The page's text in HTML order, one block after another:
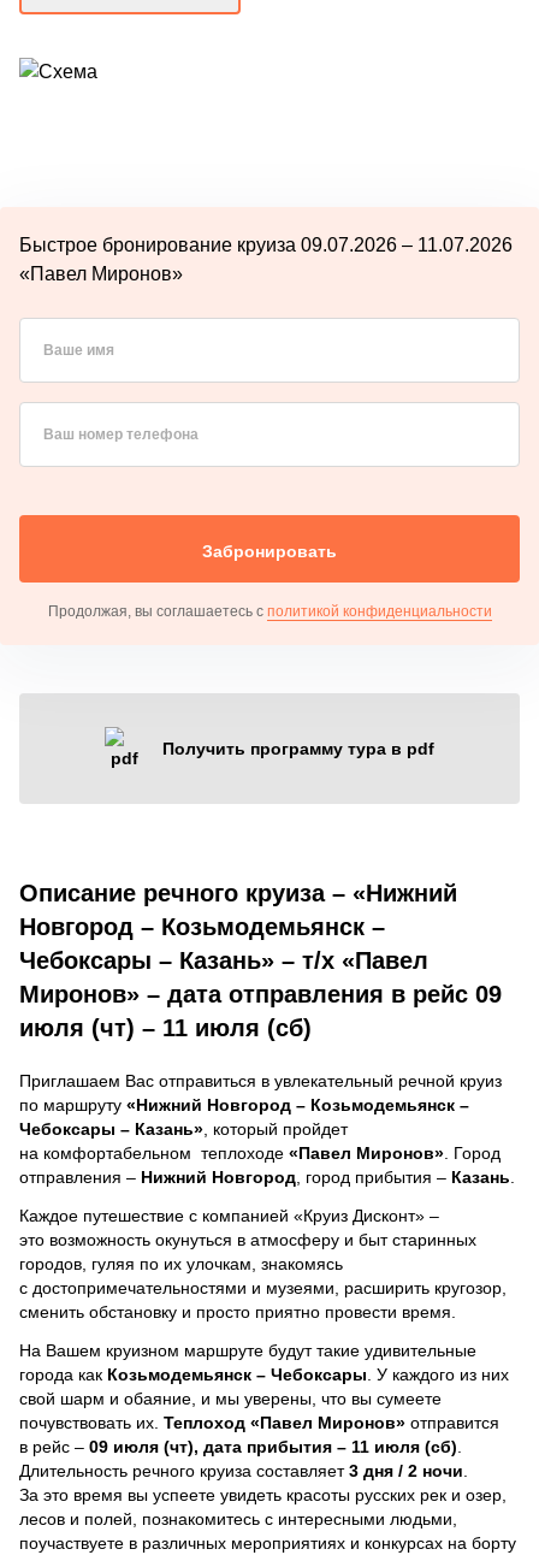
Быстрое бронирование круиза 09.07.2026 – 11.07.2026
«Павел Миронов»
Ваше имя
Ваш номер телефона
Забронировать
Продолжая, вы соглашаетесь с политикой конфиденциальности
Получить программу тура в pdf
Описание речного круиза – «Нижний
Новгород – Козьмодемьянск –
Чебоксары – Казань» – т/х «Павел
Миронов» – дата отправления в рейс 09
июля (чт) – 11 июля (сб)
Приглашаем Вас отправиться в увлекательный речной круиз
по маршруту «Нижний Новгород – Козьмодемьянск –
Чебоксары – Казань» , который пройдет
на комфортабельном теплоходе «Павел Миронов» . Город
отправления – Нижний Новгород , город прибытия – Казань
Каждое путешествие с компанией «Круиз Дисконт» –
это возможность окунуться в атмосферу и быт старинных
городов, гуляя по их улочкам, знакомясь
с достопримечательностями и музеями, расширить кругозор,
сменить обстановку и просто приятно провести время.
На Вашем круизном маршруте будут такие удивительные
города как Козьмодемьянск – Чебоксары . У каждого из них
свой шарм и обаяние, и мы уверены, что вы сумеете
почувствовать их. Теплоход «Павел Миронов» отправится
в рейс – 09 июля (чт), дата прибытия – 11 июля (сб)
Длительность речного круиза составляет3 дня / 2 ночи
За это время вы успеете увидеть красоты русских рек и озер,
лесов и полей, познакомитесь с интересными людьми,
поучаствуете в различных мероприятиях и конкурсах на борту